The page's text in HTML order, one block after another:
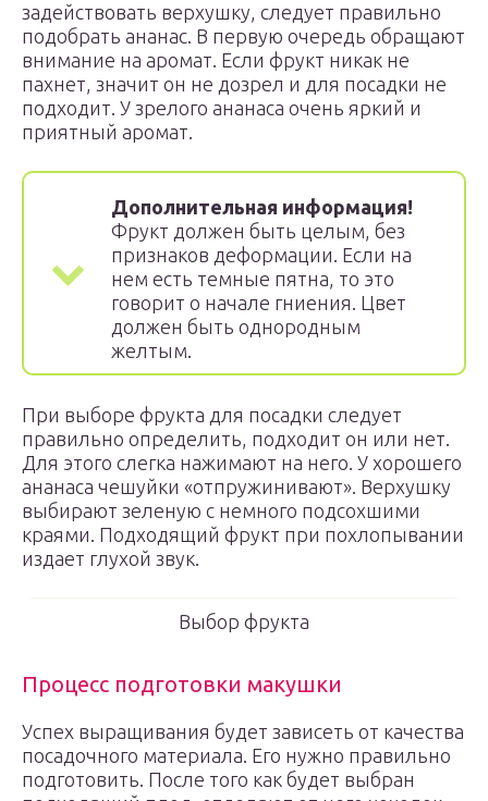
задействовать верхушку, следует правильно
подобрать ананас. В первую очередь обращают
внимание на аромат. Если фрукт никак не
пахнет, значит он не дозрел и для посадки не
подходит. У зрелого ананаса очень яркий и
приятный аромат.
Дополнительная информация!
Фрукт должен быть целым, без
признаков деформации. Если на
нем есть темные пятна, то это
говорит о начале гниения. Цвет
должен быть однородным
желтым.
При выборе фрукта для посадки следует
правильно определить, подходит он или нет.
Для этого слегка нажимают на него. У хорошего
ананаса чешуйки «отпружинивают». Верхушку
выбирают зеленую с немного подсохшими
краями. Подходящий фрукт при похлопывании
издает глухой звук.
Выбор фрукта
Процесс подготовки макушки
Успех выращивания будет зависеть от качества
посадочного материала. Его нужно правильно
подготовить. После того как будет выбран